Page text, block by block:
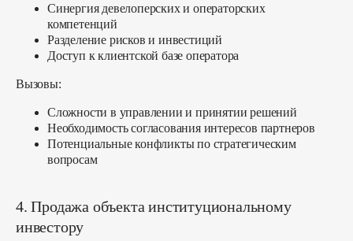
Синергия девелоперских и операторских
компетенций
Разделение рисков и инвестиций
Доступ к клиентской базе оператора
Вызовы:
Сложности в управлении и принятии решений
Необходимость согласования интересов партнеров
Потенциальные конфликты по стратегическим
вопросам
4. Продажа объекта институциональному
инвестору